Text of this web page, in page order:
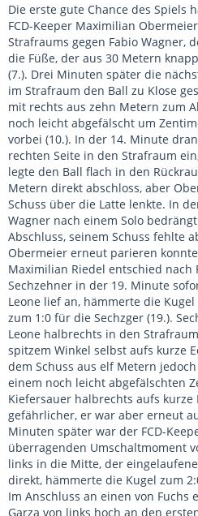
Die erste gute Chance des Spiels
FCD-Keeper Maximilian
Strafraums gegen Fabio Wagner,
die Füße, der aus 30 Metern
(7.). Drei Minuten später die
im Strafraum den Ball zu Klose
mit rechts aus zehn Metern zum
noch leicht abgefälscht um
vorbei (10.). In der 14. Minute
rechten Seite in den Strafraum
legte den Ball flach in den
Metern direkt abschloss, aber
Schuss über die Latte lenkte. In
Wagner nach einem Solo
Abschluss, seinem Schuss fehlte
Obermeier erneut parieren
Maximilian Riedel entschied nach
Sechzehner in der 19. Minute
Leone lief an, hämmerte die
zum 1:0 für die Sechzger (19.).
Leone halbrechts in den
spitzem Winkel selbst aufs kurze
dem Schuss aus elf Metern
einem noch leicht abgefälschten
Kiefersauer halbrechts aufs
gefährlicher, er war aber erneut
Minuten später war der FCD-
überragenden Umschaltmoment
links in die Mitte, der
direkt, hämmerte die Kugel zum
Im Anschluss an einen von
Garza von links hoch an den